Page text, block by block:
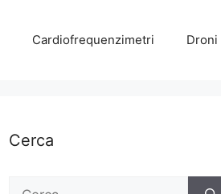
Cardiofrequenzimetri Droni
Cerca
Ricerca